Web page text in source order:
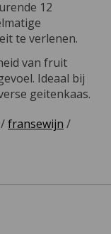
12
te verlenen.
van fruit
Ideaal bij
geitenkaas.
/fransewijn /